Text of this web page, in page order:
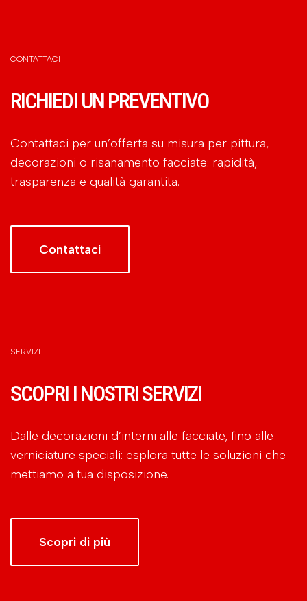
CONTATTACI
RICHIEDI UN PREVENTIVO
Contattaci per un’offerta su misura per pittura,
decorazioni o risanamento facciate: rapidità,
trasparenza e qualità garantita.
Contattaci
SERVIZI
SCOPRI I NOSTRI SERVIZI
Dalle decorazioni d’interni alle facciate, fino alle
verniciature speciali: esplora tutte le soluzioni che
mettiamo a tua disposizione.
Scopri di più